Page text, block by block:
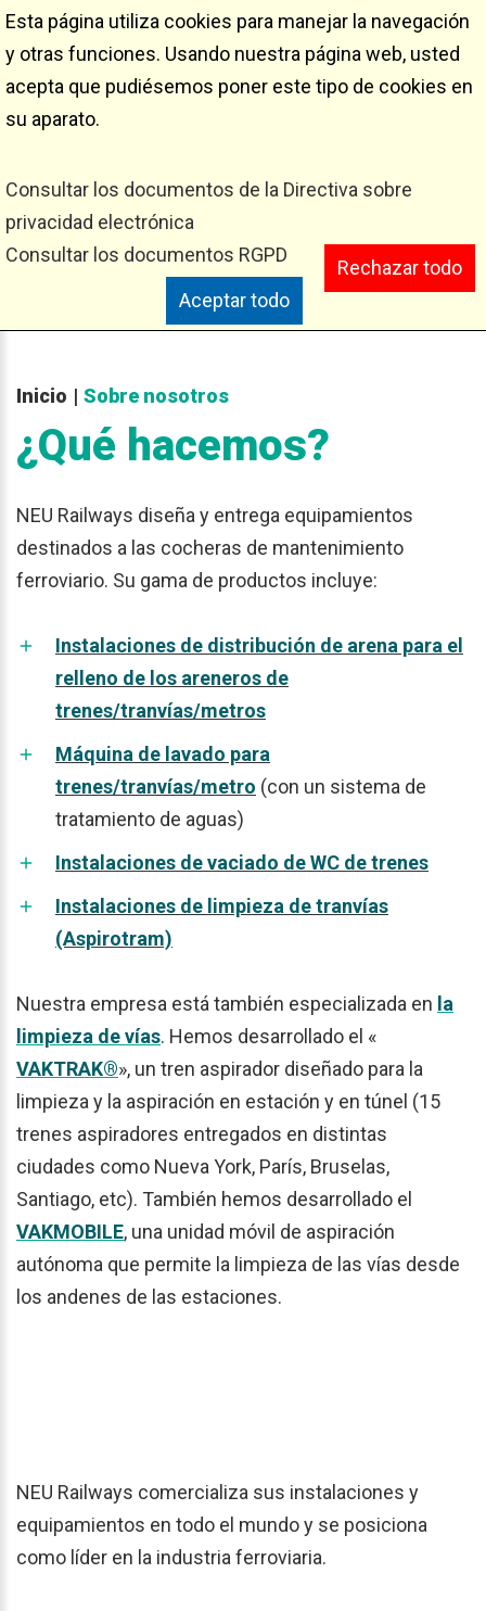
Inicio | Sobre nosotros
¿Qué hacemos?
NEU Railways diseña y entrega equipamientos
destinados a las cocheras de mantenimiento
ferroviario. Su gama de productos incluye:
Instalaciones de distribución de arena para el
relleno de los areneros de
trenes/tranvías/metros
Máquina de lavado para
trenes/tranvías/metro (con un sistema de
tratamiento de aguas)
Instalaciones de vaciado de WC de trenes
Instalaciones de limpieza de tranvías
(Aspirotram)
Nuestra empresa está también especializada en la
limpieza de vías. Hemos desarrollado el «
VAKTRAK®», un tren aspirador diseñado para la
limpieza y la aspiración en estación y en túnel (15
trenes aspiradores entregados en distintas
ciudades como Nueva York, París, Bruselas,
Santiago, etc). También hemos desarrollado el
VAKMOBILE, una unidad móvil de aspiración
autónoma que permite la limpieza de las vías desde
los andenes de las estaciones.
NEU Railways comercializa sus instalaciones y
equipamientos en todo el mundo y se posiciona
como líder en la industria ferroviaria.
Esta página utiliza cookies para manejar la navegación
y otras funciones. Usando nuestra página web, usted
acepta que pudiésemos poner este tipo de cookies en
su aparato.
Consultar los documentos de la Directiva sobre
privacidad electrónica
Consultar los documentos RGPD
Rechazar todo
Aceptar todo
Sobre nosotros